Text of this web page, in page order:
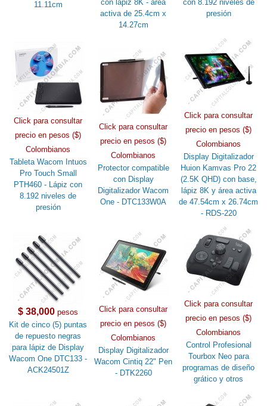
11.11cm
con lápiz 8K - área
activa de 25.4cm x
14.27cm
con 8.192 niveles de
presión
Click para consultar
precio en pesos ($)
Colombianos
Tableta Wacom Intuos
Pro Touch Small
PTH460 - Lápiz con
8.192 niveles de
presión
Click para consultar
precio en pesos ($)
Colombianos
Protector compatible
con Display
Digitalizador Wacom
One - DTC133W0A
Click para consultar
precio en pesos ($)
Colombianos
Display Digitalizador
Huion Kamvas Pro 22
(2.5K QHD) con base,
lápiz 8K y área activa
de 47.54cm x 26.74cm
- RDS-220
$ 38,000 pesos
Kit de cinco (5) puntas
de repuesto negras
para lápiz de Display
Wacom One DTC133 -
ACK24501Z
Click para consultar
precio en pesos ($)
Colombianos
Display Digitalizador
Wacom Cintiq 22" Pen
- DTK2260
Click para consultar
precio en pesos ($)
Colombianos
Control Profesional
Tourbox Neo para
programas de diseño
grático y otros